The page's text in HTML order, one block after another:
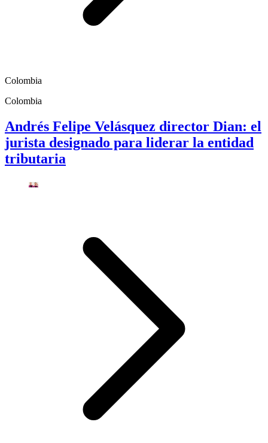
Colombia
Colombia
Andrés Felipe Velásquez director Dian: el
jurista designado para liderar la entidad
tributaria